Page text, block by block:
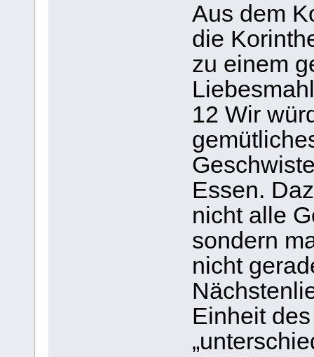
Aus dem
die
zu einem
12 Wir
Essen.
nicht alle
sondern
nicht
Einheit